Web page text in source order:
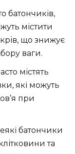
батончиків,
містити
що знижує
ваги.
містять
які можуть
при
батончики
та